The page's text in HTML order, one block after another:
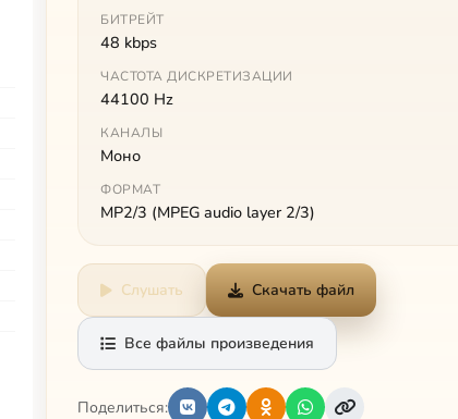
БИТРЕЙТ
48 kbps
ЧАСТОТА ДИСКРЕТИЗАЦИИ
44100 Hz
КАНАЛЫ
Моно
ФОРМАТ
MP2/3 (MPEG audio layer 2/3)
Слушать Скачать файл
Все файлы произведения
Поделиться: